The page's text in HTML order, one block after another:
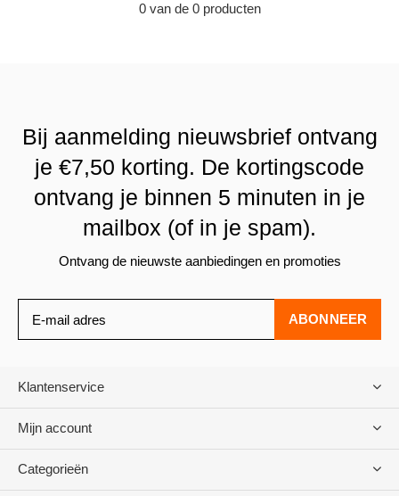
0 van de 0 producten
Bij aanmelding nieuwsbrief ontvang
je €7,50 korting. De kortingscode
ontvang je binnen 5 minuten in je
mailbox (of in je spam).
Ontvang de nieuwste aanbiedingen en promoties
ABONNEER
Klantenservice
Mijn account
Categorieën